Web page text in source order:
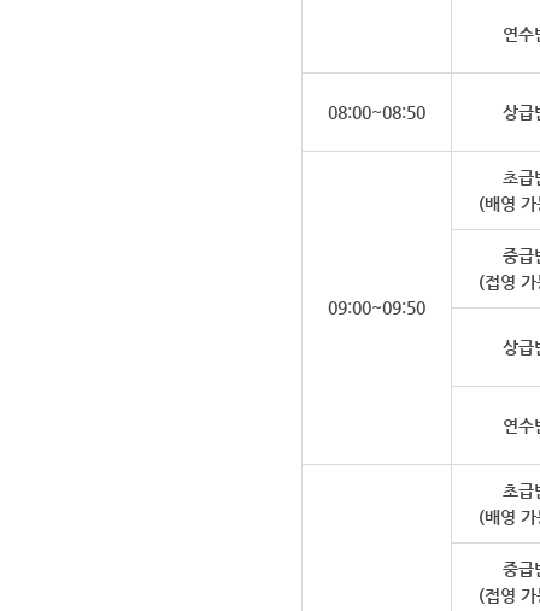
연수
08:00~08:50 상급
09:00~09:50
초급
(배영
중급
(접영
상급
연수
초급
(배영
중급
(접영